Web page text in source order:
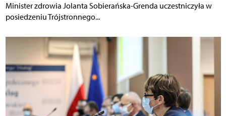
Minister zdrowia Jolanta Sobierańska-Grenda uczestniczyła w
posiedzeniu Trójstronnego...